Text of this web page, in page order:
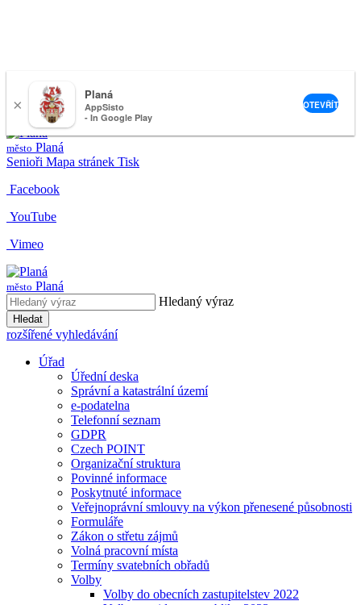
nemeckova@muplana.cz
město Planá
Senioři Mapa stránek Tisk
Facebook
YouTube
Vimeo
město Planá
Hledaný výraz
Hledat
rozšířené vyhledávání
Úřad
Úřední deska
Správní a katastrální území
e-podatelna
Telefonní seznam
GDPR
Czech POINT
Organizační struktura
Povinné informace
Poskytnuté informace
Veřejnoprávní smlouvy na výkon přenesené působnosti
Formuláře
Zákon o střetu zájmů
Volná pracovní místa
Termíny svatebních obřadů
Volby
Volby do obecních zastupitelstev 2022
×
Planá
AppSisto
- In Google Play
OTEVŘÍT